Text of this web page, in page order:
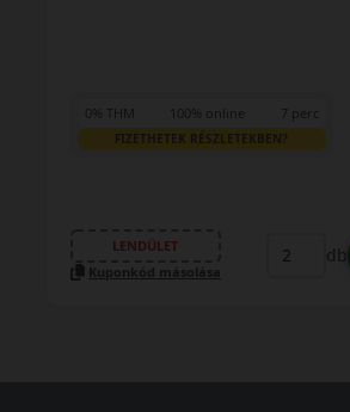
0% THM 100% online 7 perc
FIZETHETEK RÉSZLETEKBEN?
LENDÜLET
Kuponkód másolása
db